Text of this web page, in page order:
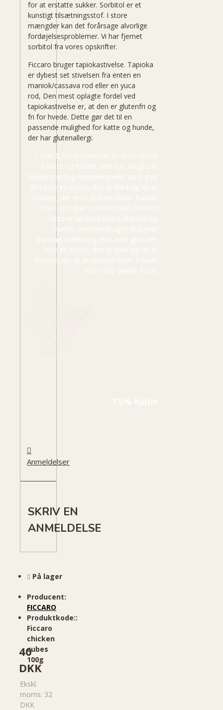
for at erstatte sukker. Sorbitol er et
kunstigt tilsætningsstof. I store
mængder kan det forårsage alvorlige
fordøjelsesproblemer. Vi har fjernet
sorbitol fra vores opskrifter.
Ficcaro bruger tapiokastivelse. Tapioka
er dybest set stivelsen fra enten en
maniok/cassava rod eller en yuca
rod, Den mest oplagte fordel ved
tapiokastivelse er, at den er glutenfri og
fri for hvede. Dette gør det til en
passende mulighed for katte og hunde,
der har glutenallergi.
Lamb & Duck Cubes er en sund snack
til katte og hunde. Den kan bruges til
hunde træning, belønning eller bare give
den som en snack, den er blød og let at
bites er en sund snack til katte og
hunde. Den kan bruges til hunde
træning, belønning eller bare give den
som en snack, den er blød og let at
fordøje, der er en protein kilde. Pakket
Anmeldelser
SKRIV EN
ANMELDELSE
40
DKK
Ekskl.
moms: 32
DKK
På lager
Producent:
FICCARO
Produktkode::
Ficcaro
chicken
cubes
100g